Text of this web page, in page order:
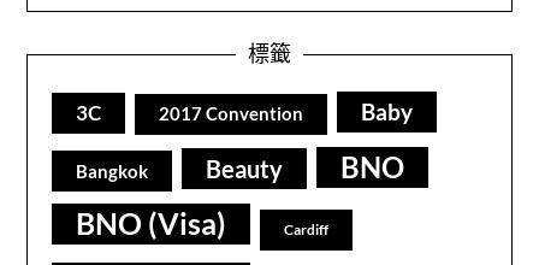
標籤
3C 2017 Convention Baby
Bangkok Beauty
BNO
BNO (Visa)
Cardiff